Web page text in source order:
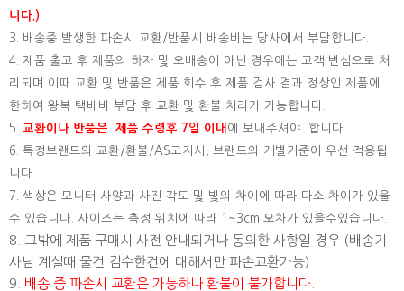
니다.)
3. 배송중 발생한 파손시 교환/반품시 배송비는 당사에서 부담합니다.
4. 제품 출고 후 제품의 하자 및 오배송이 아닌 경우에는 고객 변심으로 처
리되며 이때 교환 및 반품은 제품 회수 후 제품 검사 결과 정상인 제품에
한하여 왕복 택배비 부담 후 교환 및 환불 처리가 가능합니다.
5. 교환이나 반품은 제품 수령후 7일 이내 에 보내주셔야 합니다.
6. 특정브랜드의 교환/환불/AS고지시, 브랜드의 개별기준이 우선 적용됩
니다.
7. 색상은 모니터 사양과 사진 각도 및 빛의 차이에 따라 다소 차이가 있을
수 있습니다. 사이즈는 측정 위치에 따라 1~3cm 오차가 있을수있습니다.
8. 그밖에 제품 구매시 사전 안내되거나 동의한 사항일 경우 (배송기
사님 계실때 물건 검수한건에 대해서만 파손교환가능)
9. 배송 중 파손시 교환은 가능하나 환불이 불가합니다.